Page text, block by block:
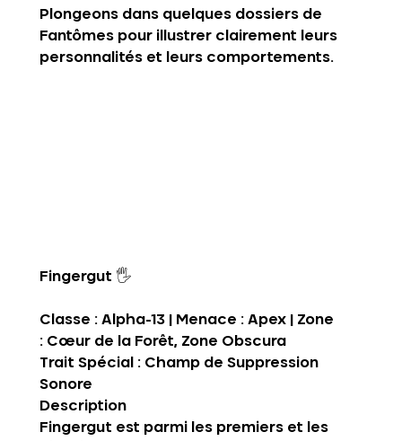
Plongeons dans quelques dossiers de
Fantômes pour illustrer clairement leurs
personnalités et leurs comportements.
Fingergut 🖐️
Classe : Alpha-13 | Menace : Apex | Zone
: Cœur de la Forêt, Zone Obscura
Trait Spécial : Champ de Suppression
Sonore
Description‍
Fingergut est parmi les premiers et les